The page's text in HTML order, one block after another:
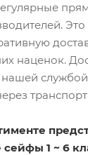
наценок.
1 ~ 6